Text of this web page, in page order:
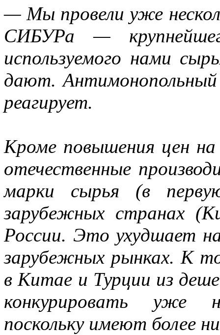
— Мы провели уже
СИБУРа —
используемого нами
дают.
реагирует.
Кроме повышения цен
отечественные
марки сырья (в
зарубежных странах
России. Это ухудшает
зарубежных рынках. К
в Китае и Турции из
конкурировать уже
поскольку имеют более